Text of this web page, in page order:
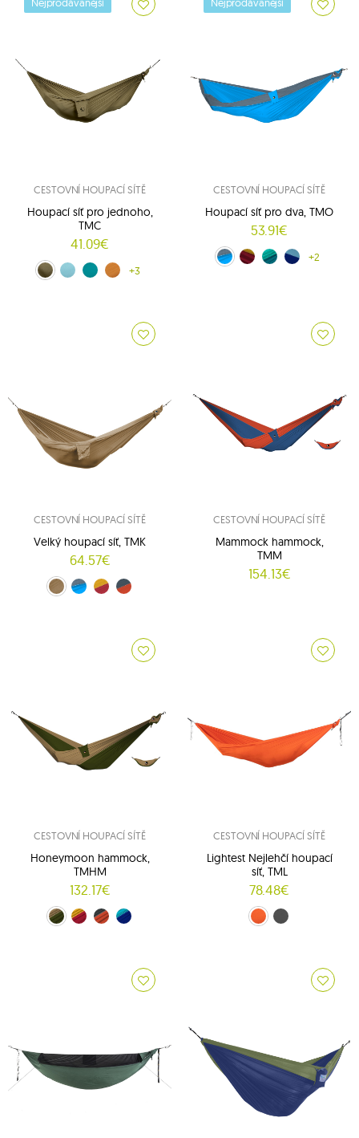
CESTOVNÍ HOUPACÍ SÍTĚ
Houpací síť pro jednoho,
TMC
41.09€
Hnědý (08)Modrý (14)mořský (15)Žlutý (70)+3
CESTOVNÍ HOUPACÍ SÍTĚ
Houpací síť pro dva, TMO
53.91€
aqua/dark grey (015/003)
žluto-červený (34/37)
zelené-olivově (36/11)
modro-tyrkysový (39/14)
+2
CESTOVNÍ HOUPACÍ SÍTĚ
Velký houpací síť, TMK
64.57€
Hnědý (08/08)
modrý-šedý (15/03)
červeno-žlutý (34/37)
oranžovo-šedý (35/03)
CESTOVNÍ HOUPACÍ SÍTĚ
Mammock hammock,
TMM
154.13€
CESTOVNÍ HOUPACÍ SÍTĚ
Honeymoon hammock,
TMHM
132.17€
zelený (24/08)
červeno-žlutý (34/37)
oranžovo-šedý (35/03)
modrý-tmavomodrý (39/14)
CESTOVNÍ HOUPACÍ SÍTĚ
Lightest Nejlehčí houpací
síť, TML
78.48€
Oranžový (53)
Šedý (54)